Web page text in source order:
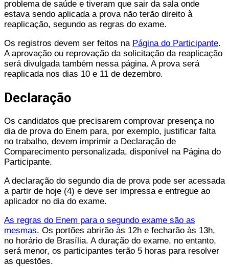
problema de saúde e tiveram que sair da sala onde
estava sendo aplicada a prova não terão direito à
reaplicação, segundo as regras do exame.
Os registros devem ser feitos na Página do Participante.
A aprovação ou reprovação da solicitação da reaplicação
será divulgada também nessa página. A prova será
reaplicada nos dias 10 e 11 de dezembro.
Declaração
Os candidatos que precisarem comprovar presença no
dia de prova do Enem para, por exemplo, justificar falta
no trabalho, devem imprimir a Declaração de
Comparecimento personalizada, disponível na Página do
Participante.
A declaração do segundo dia de prova pode ser acessada
a partir de hoje (4) e deve ser impressa e entregue ao
aplicador no dia do exame.
As regras do Enem para o segundo exame são as
mesmas. Os portões abrirão às 12h e fecharão às 13h,
no horário de Brasília. A duração do exame, no entanto,
será menor, os participantes terão 5 horas para resolver
as questões.